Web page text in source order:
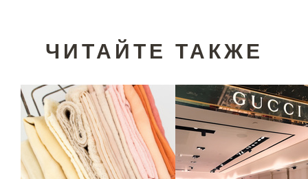
ЧИТАЙТЕ ТАКЖЕ